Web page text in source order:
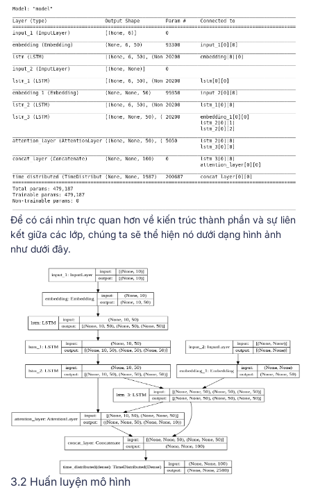
Để có cái nhìn trực quan hơn về kiến trúc thành phần và sự liên
kết giữa các lớp, chúng ta sẽ thể hiện nó dưới dạng hình ảnh
như dưới đây.
3.2 Huấn luyện mô hình